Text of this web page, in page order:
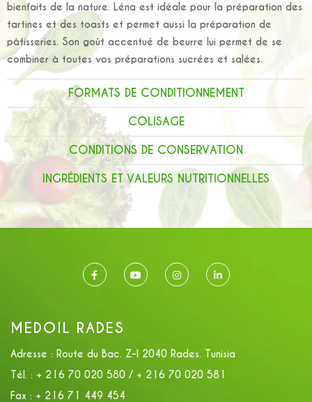
bienfaits de la nature. Léna est idéale pour la préparation des
tartines et des toasts et permet aussi la préparation de
pâtisseries. Son goût accentué de beurre lui permet de se
combiner à toutes vos préparations sucrées et salées.
FORMATS DE CONDITIONNEMENT
COLISAGE
CONDITIONS DE CONSERVATION
INGRÉDIENTS ET VALEURS NUTRITIONNELLES
MEDOIL RADES
Adresse : Route du Bac. Z-I 2040 Rades. Tunisia
Tél. : + 216 70 020 580 / + 216 70 020 581
Fax : + 216 71 449 454